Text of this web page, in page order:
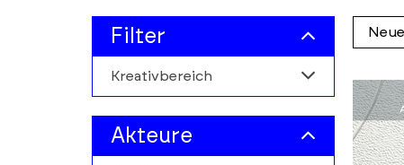
Skip
Skip
section
Filter
Kreativbereich
Alle
Architekturmarkt
Akteure